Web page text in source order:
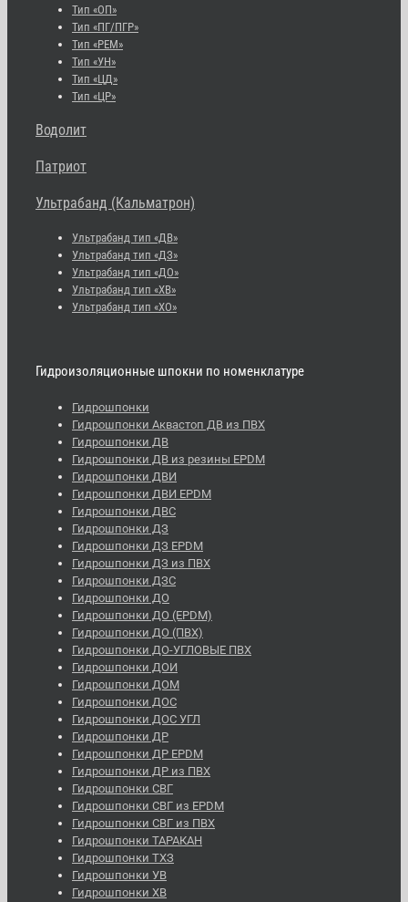
Тип «ОП»
Тип «ПГ/ПГР»
Тип «РЕМ»
Тип «УН»
Тип «ЦД»
Тип «ЦР»
Водолит
Патриот
Ультрабанд (Кальматрон)
Ультрабанд тип «ДВ»
Ультрабанд тип «ДЗ»
Ультрабанд тип «ДО»
Ультрабанд тип «ХВ»
Ультрабанд тип «ХО»
Гидроизоляционные шпокни по номенклатуре
Гидрошпонки
Гидрошпонки Аквастоп ДВ из ПВХ
Гидрошпонки ДВ
Гидрошпонки ДВ из резины EPDM
Гидрошпонки ДВИ
Гидрошпонки ДВИ EPDM
Гидрошпонки ДВС
Гидрошпонки ДЗ
Гидрошпонки ДЗ EPDM
Гидрошпонки ДЗ из ПВХ
Гидрошпонки ДЗС
Гидрошпонки ДО
Гидрошпонки ДО (EPDM)
Гидрошпонки ДО (ПВХ)
Гидрошпонки ДО-УГЛОВЫЕ ПВХ
Гидрошпонки ДОИ
Гидрошпонки ДОМ
Гидрошпонки ДОС
Гидрошпонки ДОС УГЛ
Гидрошпонки ДР
Гидрошпонки ДР EPDM
Гидрошпонки ДР из ПВХ
Гидрошпонки СВГ
Гидрошпонки СВГ из EPDM
Гидрошпонки СВГ из ПВХ
Гидрошпонки ТАРАКАН
Гидрошпонки ТХЗ
Гидрошпонки УВ
Гидрошпонки ХВ